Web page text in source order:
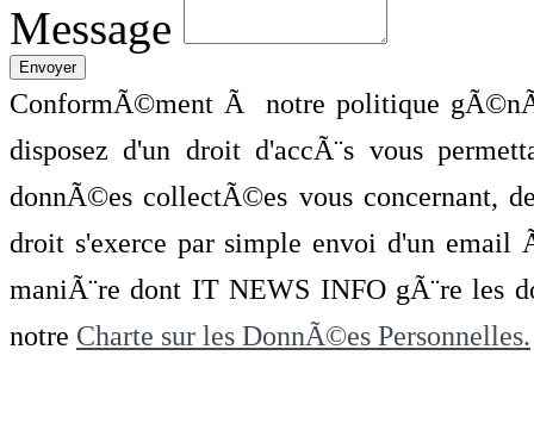
Message
ConformÃ©ment Ã notre politique
disposez d'un droit d'accÃ¨s vous
donnÃ©es collectÃ©es vous concernant,
droit s'exerce par simple envoi d'un
maniÃ¨re dont IT NEWS INFO gÃ¨re les
notre Charte sur les DonnÃ©es Personnelles.